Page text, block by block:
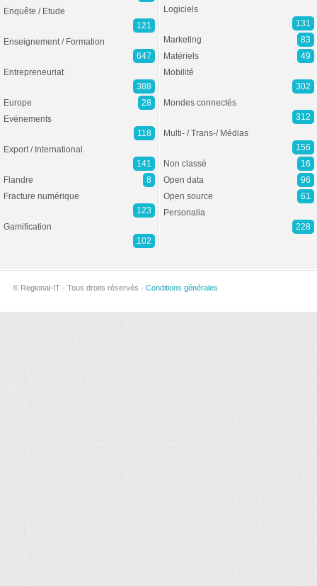
Enquête / Etude
121
Enseignement / Formation
647
Entrepreneuriat
388
Europe
28
Evénements
118
Export / International
141
Flandre
8
Fracture numérique
123
Gamification
102
Logiciels
131
Marketing
83
Matériels
49
Mobilité
302
Mondes connectés
312
Multi- / Trans-/ Médias
156
Non classé
16
Open data
96
Open source
61
Personalia
228
© Regional-IT · Tous droits réservés · Conditions générales